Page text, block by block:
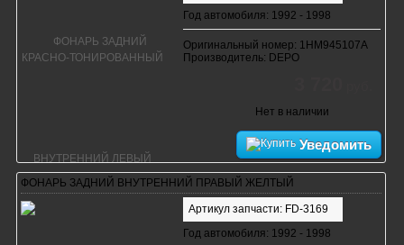
Год автомобиля: 1992 - 1998
Оригинальный номер: 1HM945107A
Производитель: DEPO
Нет в наличии
Уведомить
ФОНАРЬ ЗАДНИЙ ВНУТРЕННИЙ ПРАВЫЙ ЖЕЛТЫЙ
Артикул запчасти: FD-3169
Год автомобиля: 1992 - 1998